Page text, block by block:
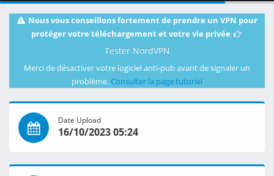
Nous vous conseillons fortement de prendre un VPN pour
protéger votre téléchargement et votre vie privée
Tester NordVPN
Merci de désactiver votre logiciel anti-pub avant de signaler un
problème. Consulter la page tutoriel
Date Upload
16/10/2023 05:24